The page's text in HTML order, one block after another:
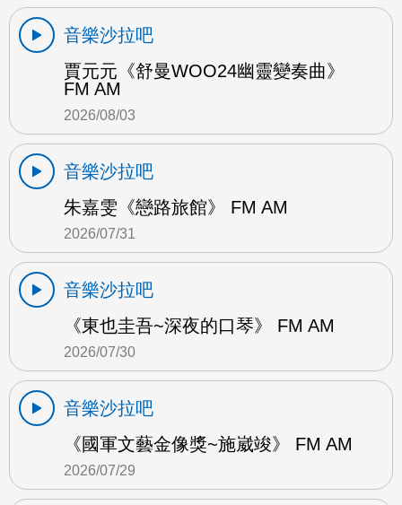
音樂沙拉吧
賈元元《舒曼WOO24幽靈變奏曲》
FM AM
2026/08/03
音樂沙拉吧
朱嘉雯《戀路旅館》 FM AM
2026/07/31
音樂沙拉吧
《東也圭吾~深夜的口琴》 FM AM
2026/07/30
音樂沙拉吧
《國軍文藝金像獎~施崴竣》 FM AM
2026/07/29